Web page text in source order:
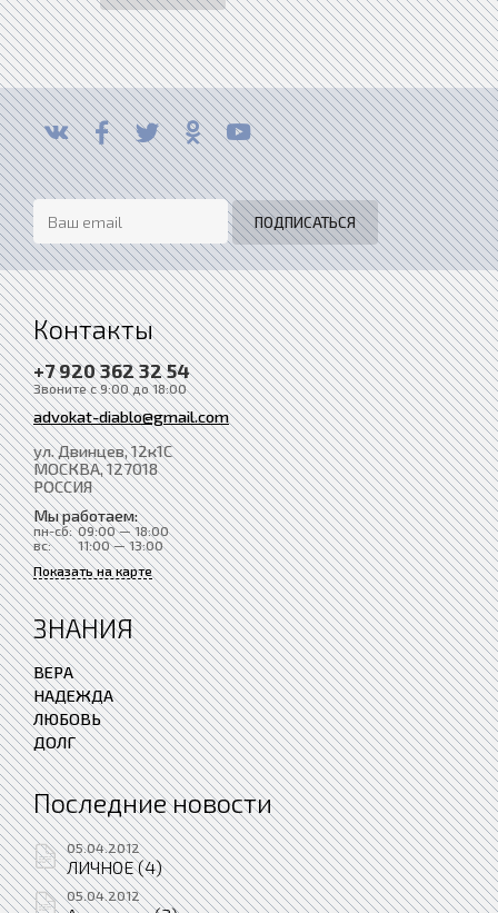
Контакты
+7 920 362 32 54
Звоните с 9:00 до 18:00
advokat-diablo@gmail.com
ул. Двинцев, 12к1С
МОСКВА, 127018
РОССИЯ
Мы работаем:
пн-сб: 09:00 — 18:00
вс:
11:00 — 13:00
Показать на карте
ЗНАНИЯ
ВЕРА
НАДЕЖДА
ЛЮБОВЬ
ДОЛГ
Последние новости
05.04.2012
ЛИЧНОЕ (4)
05.04.2012